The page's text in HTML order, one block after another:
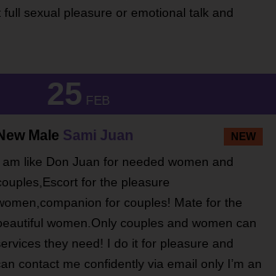
sexual pleasure or emotional talk and
25 FEB
NEW
Male Sami Juan
am like Don Juan for needed women and
for the pleasure
for couples! Mate for the
women.Only couples and women can
they need! I do it for pleasure and
contact me confidently via email only I’m an